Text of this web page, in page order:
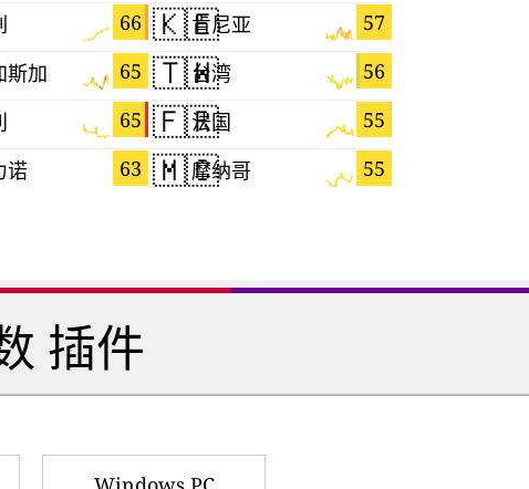
66
65
斯加
65
63
诺
🇰🇪 57
肯尼亚
🇹🇼 56
台湾
🇫🇷 55
法国
🇲🇨 55
摩纳哥
插件